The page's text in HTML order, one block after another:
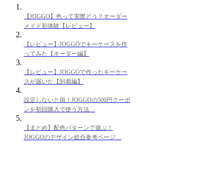
【JOGGO】色って実際どう？オーダー
メイド初体験【レビュー】
【レビュー】JOGGOでキーケースを作
ってみた【オーダー編】
【レビュー】JOGGOで作ったキーケー
スが届いた【到着編】
設定しないと損！JOGGOの500円クーポ
ンを初回購入で使う方法…
【まとめ】配色パターンで遊ぶ！
JOGGOのデザイン総合参考ページ…